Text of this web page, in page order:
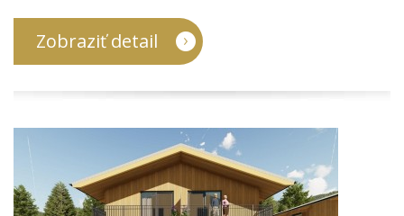
Zobraziť detail